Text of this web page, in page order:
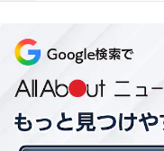
白濁の源泉掛け流
くなると好評
とちぎ和牛のすき